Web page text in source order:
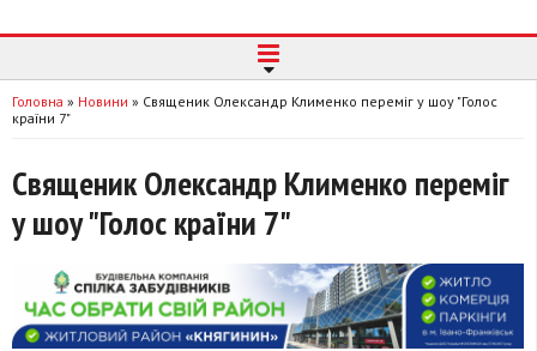
Головна » Новини » Священик Олександр Клименко переміг у шоу "Голос
країни 7"
Священик Олександр Клименко переміг
у шоу "Голос країни 7"